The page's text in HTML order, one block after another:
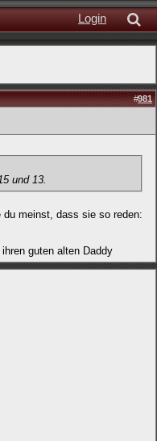
Login
#981
und 13.
du meinst, dass sie so reden:
guten alten Daddy